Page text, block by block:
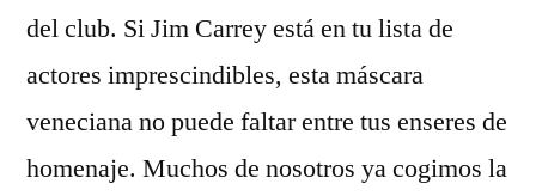
del club. Si Jim Carrey está en tu lista de
actores imprescindibles, esta máscara
veneciana no puede faltar entre tus enseres de
homenaje. Muchos de nosotros ya cogimos la